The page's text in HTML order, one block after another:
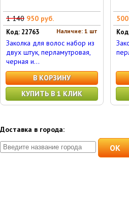
1 140 950 руб.
Наличие: 1 шт
Код: 22763
Заколка для волос набор из
двух штук, перламутровая,
черная и...
В КОРЗИНУ
КУПИТЬ В 1 КЛИК
Доставка в города:
OK